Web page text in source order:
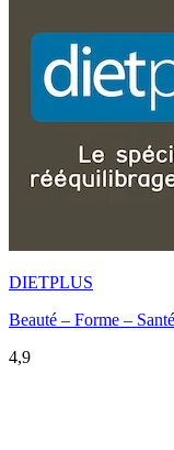
DIETPLUS
Beauté – Forme – Santé
4,9